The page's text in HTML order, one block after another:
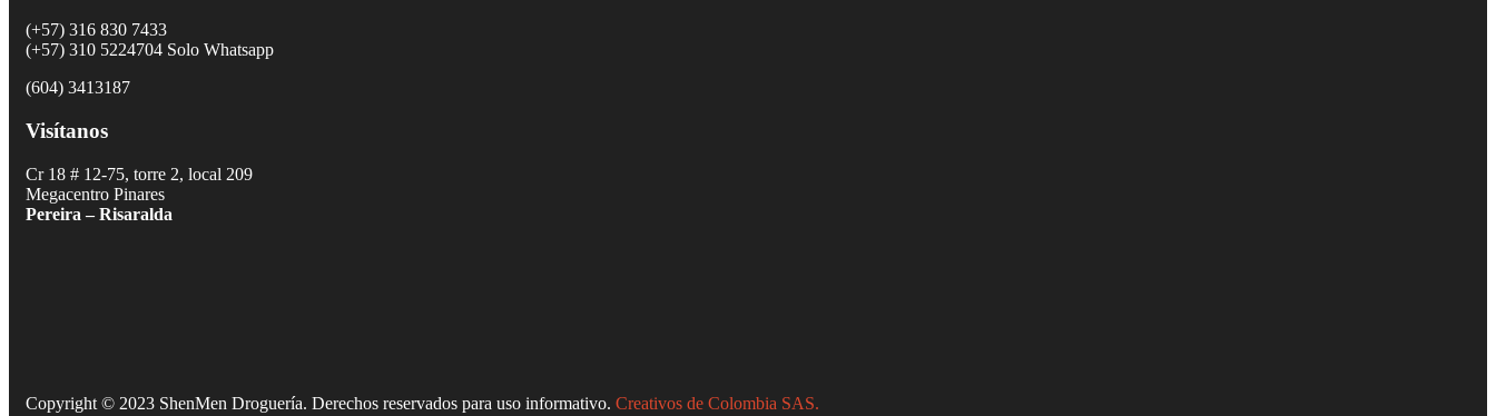
(+57) 316 830 7433
(+57) 310 5224704 Solo Whatsapp
(604) 3413187
Visítanos
Cr 18 # 12-75, torre 2, local 209
Megacentro Pinares
Pereira – Risaralda
Copyright © 2023 ShenMen Droguería. Derechos reservados para uso informativo. Creativos de Colombia SAS.